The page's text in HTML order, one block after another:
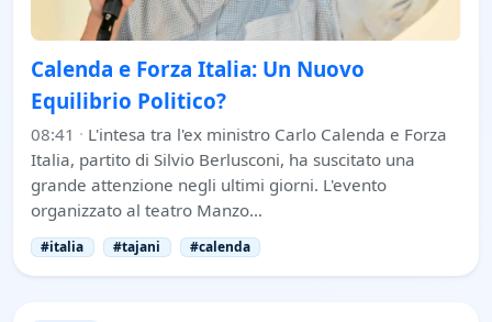
Calenda e Forza Italia: Un Nuovo
Equilibrio Politico?
08:41 · L'intesa tra l'ex ministro Carlo Calenda e Forza
Italia, partito di Silvio Berlusconi, ha suscitato una
grande attenzione negli ultimi giorni. L'evento
organizzato al teatro Manzo…
#italia #tajani #calenda